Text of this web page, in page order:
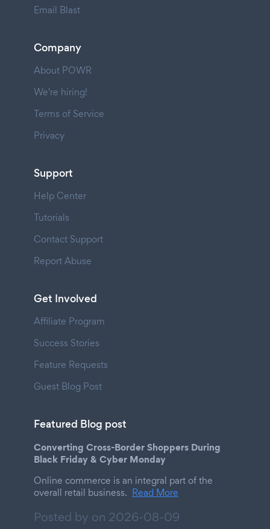
Email Blast
Company
About POWR
We're hiring!
Terms of Service
Privacy
Support
Help Center
Tutorials
Contact Support
Report Abuse
Get Involved
Affiliate Program
Success Stories
Feature Requests
Guest Blog Post
Featured Blog post
Converting Cross-Border Shoppers During
Black Friday & Cyber Monday
Online commerce is an integral part of the
overall retail business. Read More
Posted by on 2026-08-09